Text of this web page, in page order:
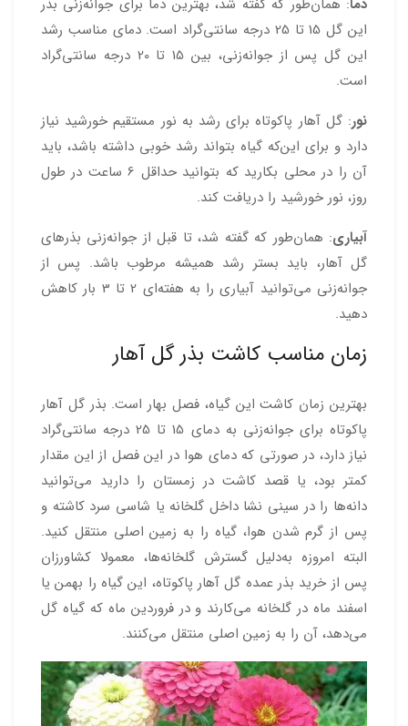
دما: همان‌طور که گفته شد، بهترین دما برای جوانه‌زنی بذر
این گل 15 تا 25 درجه سانتی‌گراد است. دمای مناسب رشد
این گل پس از جوانه‌زنی، بین 15 تا 20 درجه سانتی‌گراد
است.
نور: گل آهار پاکوتاه برای رشد به نور مستقیم خورشید نیاز
دارد و برای این‌که گیاه بتواند رشد خوبی داشته باشد، باید
آن را در محلی بکارید که بتوانید حداقل 6 ساعت در طول
روز، نور خورشید را دریافت کند.
آبیاری: همان‌طور که گفته شد، تا قبل از جوانه‌زنی بذرهای
گل آهار، باید بستر رشد همیشه مرطوب باشد. پس از
جوانه‌زنی می‌توانید آبیاری را به هفته‌ای 2 تا 3 بار کاهش
دهید.
زمان مناسب کاشت بذر گل آهار
بهترین زمان کاشت این گیاه، فصل بهار است. بذر گل آهار
پاکوتاه برای جوانه‌زنی به دمای 15 تا 25 درجه سانتی‌گراد
نیاز دارد، در صورتی که دمای هوا در این فصل از این مقدار
کمتر بود، یا قصد کاشت در زمستان را دارید می‌توانید
دانه‌ها را در سینی نشا داخل گلخانه یا شاسی سردکاشته و
پس از گرم شدن هوا، گیاه را به زمین اصلی منتقل کنید.
البته امروزه به‌دلیل گسترش گلخانه‌ها، معمولا کشاورزان
پس از خرید بذر عمده گل آهار پاکوتاه، این گیاه را بهمن یا
اسفند ماه در گلخانه می‌کارند و در فروردین ماه که گیاه گل
می‌دهد، آن را به زمین اصلی منتقل می‌کنند.